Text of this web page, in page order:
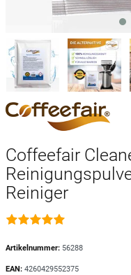
Coffeefair
Reiniger
Artikelnummer: 56288
EAN: 4260429552375